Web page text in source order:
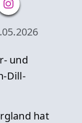
und
Dill-
hat